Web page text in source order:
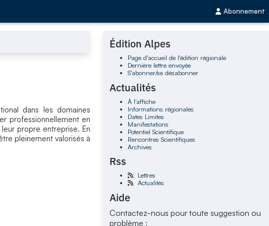
Abonnement
dans les domaines
professionnellement en
propre entreprise. En
pleinement valorisés à
Édition Alpes
Page d'accueil de l'édition régionale
Dernière lettre envoyée
S'abonner/se désabonner
Actualités
À l'affiche
Informations régionales
Dates Limites
Manifestations
Potentiel Scientifique
Rencontres Scientifiques
Archives
Rss
Lettres
Actualités
Aide
Contactez-nous pour toute suggestion ou
problème :